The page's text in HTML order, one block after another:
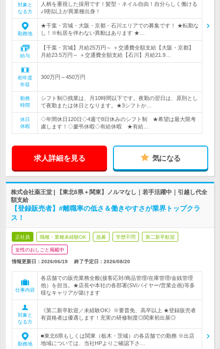
対象と
なる方
人柄を重視した採用です！髪型・ネイル自由！自分らしく働ける
♪9割以上が異業種出身！
勤務地
★千葉・宮城・大阪・京都・石川エリアでの募集です！ ★転勤な
し！※転居を伴わない異動はあります ★…
給与
【千葉・宮城】月給25万円～ ＋交通費全額支給【大阪・京都】
月給23.5万円～ ＋交通費全額支給【石川】月給21.9…
初年度
年収
300万円～450万円
勤務
時間
シフト制◎残業は、月10時間以下です。夜勤の翌日は、原則とし
て夜勤または休日となります。★3シフトか…
休日
休暇
◇年間休日120日◇4週で8日休みのシフト制 ★希望は最大限考
慮します！◇慶弔休暇◇有給休暇 ★有給…
求人詳細を見る 気になる
株式会社薬王堂 | 【東北6県＋関東】ノルマなし｜若手活躍中｜引越し代全
額支給
【登録販売者】#離職率の低さ＆働きやすさが業界トップクラ
ス！
正社員 職種・業種未経験OK 急募 学歴不問 第二新卒歓迎
女性のおしごと掲載中
情報更新日：2026/06/19 終了予定日： 2026/08/20
仕事内容
各店舗での販売業務全般(接客応対/商品管理/在庫管理/金銭管理
他）を担当。★店長や本社の各部署(SV/バイヤー/営業企画)等多
様なキャリアが築けます
対象と
なる方
《第二新卒歓迎／未経験OK》※要普免、高卒以上 ★登録販売者
有資格者は優遇します！充実の研修制度◎関東初出展◎
勤務地
■東北6県もしくは関東（栃木・茨城）の各店舗での勤務 ※出店
地域については、当社HPよりご確認下さ…